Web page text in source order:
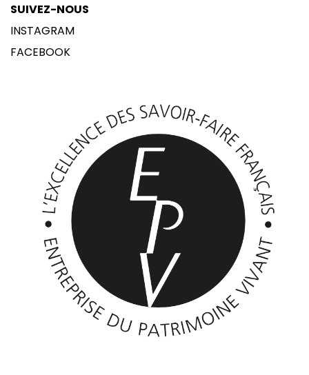
SUIVEZ-NOUS
INSTAGRAM
FACEBOOK